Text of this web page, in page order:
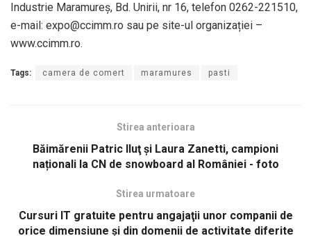
Industrie Maramureș, Bd. Unirii, nr 16, telefon 0262-221510,
e-mail: expo@ccimm.ro sau pe site-ul organizației –
www.ccimm.ro.
Tags: camera de comert maramures pasti
Stirea anterioara
Băimărenii Patric Iluţ şi Laura Zanetti, campioni
naționali la CN de snowboard al României - foto
Stirea urmatoare
Cursuri IT gratuite pentru angajaţii unor companii de
orice dimensiune și din domenii de activitate diferite